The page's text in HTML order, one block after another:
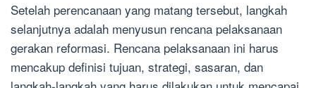
Setelah perencanaan yang matang tersebut, langkah
selanjutnya adalah menyusun rencana pelaksanaan
gerakan reformasi. Rencana pelaksanaan ini harus
mencakup definisi tujuan, strategi, sasaran, dan